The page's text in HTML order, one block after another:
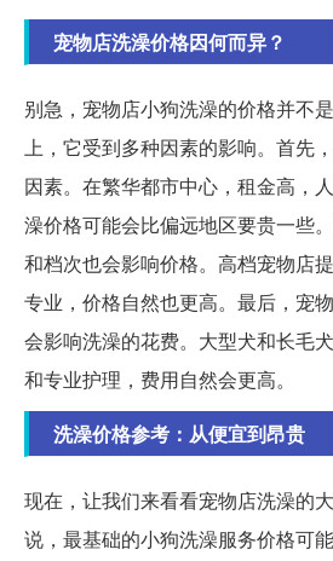
宠物店洗澡价格因何而异？
别急，宠物店小狗洗澡的价格并不
上，它受到多种因素的影响。首先
因素。在繁华都市中心，租金高，
澡价格可能会比偏远地区要贵一些
和档次也会影响价格。高档宠物店
专业，价格自然也更高。最后，宠
会影响洗澡的花费。大型犬和长毛
和专业护理，费用自然会更高。
洗澡价格参考：从便宜到昂贵
现在，让我们来看看宠物店洗澡的
说，最基础的小狗洗澡服务价格可